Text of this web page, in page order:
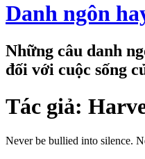
Danh ngôn
Những câu danh
đối với cuộc sống
Tác giả:
Never be bullied into silence.